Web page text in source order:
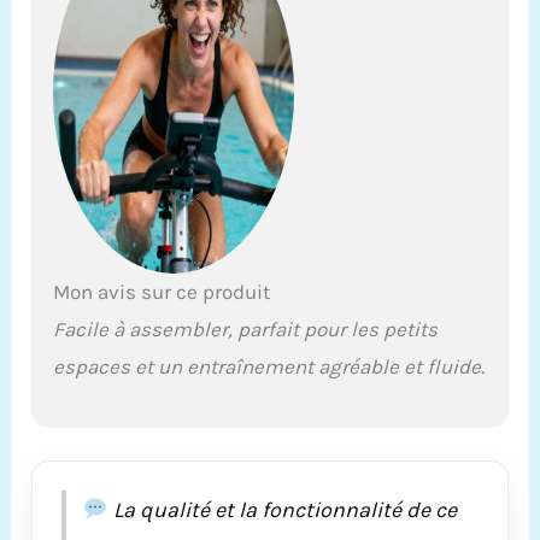
pratiquement aucun
entretien n'est requis.
【Assemblage en
quelques minutes et
matériau
confortable】Le
rameur compact
Sporfit est facile à
assembler avec
ergonomique large, la
sangle plate et large,
antidérapant et les
l'exercice. 8 niveaux
Mon avis sur ce produit
Facile à assembler, parfait pour les petits
espaces et un entraînement agréable et fluide.
La qualité et la fonctionnalité de ce